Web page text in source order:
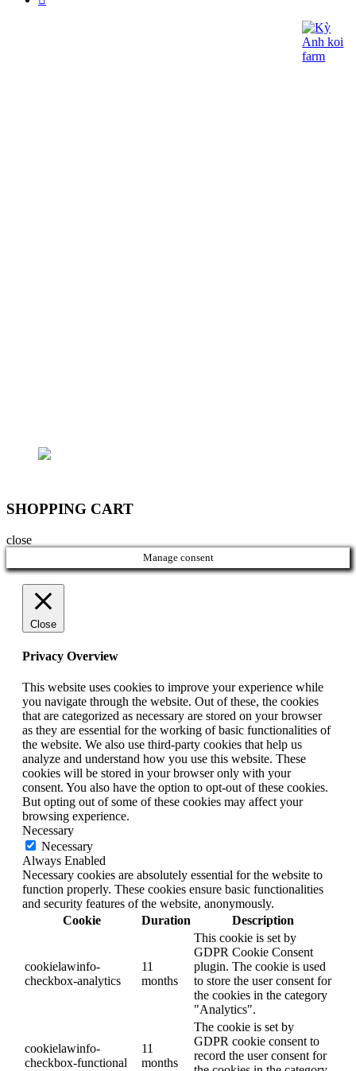
SHOPPING CART
close
Manage consent
Close
Privacy Overview
This website uses cookies to improve your experience while
you navigate through the website. Out of these, the cookies
that are categorized as necessary are stored on your browser
as they are essential for the working of basic functionalities of
the website. We also use third-party cookies that help us
analyze and understand how you use this website. These
cookies will be stored in your browser only with your
consent. You also have the option to opt-out of these cookies.
But opting out of some of these cookies may affect your
browsing experience.
Necessary
Necessary
Always Enabled
Necessary cookies are absolutely essential for the website to
function properly. These cookies ensure basic functionalities
and security features of the website, anonymously.
Cookie
Duration Description
cookielawinfo-
checkbox-analytics
11
months
This cookie is set by
GDPR Cookie Consent
plugin. The cookie is used
to store the user consent for
the cookies in the category
"Analytics".
cookielawinfo-
checkbox-functional
11
months
The cookie is set by
GDPR cookie consent to
record the user consent for